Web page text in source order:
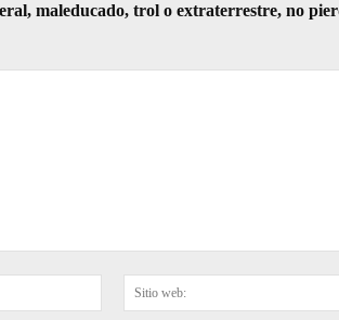
maleducado, trol o extraterrestre, no
Correo
electrónico:*